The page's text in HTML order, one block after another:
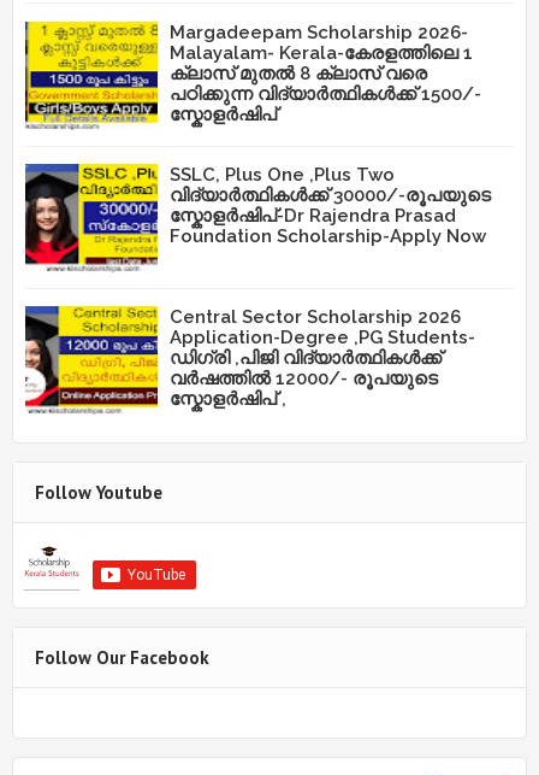
Margadeepam Scholarship 2026-
Malayalam- Kerala-കേരളത്തിലെ 1
ക്ലാസ് മുതൽ 8 ക്ലാസ് വരെ
പഠിക്കുന്ന വിദ്യാർത്ഥികൾക്ക് 1500/-
സ്കോളർഷിപ്
SSLC, Plus One ,Plus Two
വിദ്യാർത്ഥികൾക്ക് 30000/-രൂപയുടെ
സ്കോളർഷിപ്-Dr Rajendra Prasad
Foundation Scholarship-Apply Now
Central Sector Scholarship 2026
Application-Degree ,PG Students-
ഡിഗ്രി ,പിജി വിദ്യാർത്ഥികൾക്ക്
വർഷത്തിൽ 12000/- രൂപയുടെ
സ്കോളർഷിപ് ,
Follow Youtube
Follow Our Facebook